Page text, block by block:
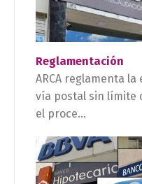
Reglamentación
ARCA reglamenta
vía postal sin límite
el proce...